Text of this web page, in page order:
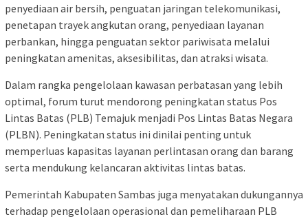
penyediaan air bersih, penguatan jaringan telekomunikasi,
penetapan trayek angkutan orang, penyediaan layanan
perbankan, hingga penguatan sektor pariwisata melalui
peningkatan amenitas, aksesibilitas, dan atraksi wisata.
Dalam rangka pengelolaan kawasan perbatasan yang lebih
optimal, forum turut mendorong peningkatan status Pos
Lintas Batas (PLB) Temajuk menjadi Pos Lintas Batas Negara
(PLBN). Peningkatan status ini dinilai penting untuk
memperluas kapasitas layanan perlintasan orang dan barang
serta mendukung kelancaran aktivitas lintas batas.
Pemerintah Kabupaten Sambas juga menyatakan dukungannya
terhadap pengelolaan operasional dan pemeliharaan PLB